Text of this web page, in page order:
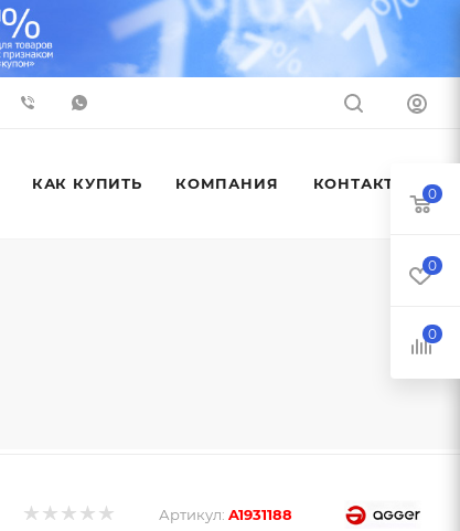
КАК КУПИТЬ КОМПАНИЯ КОНТАКТЫ
Артикул: A1931188
0
0
0